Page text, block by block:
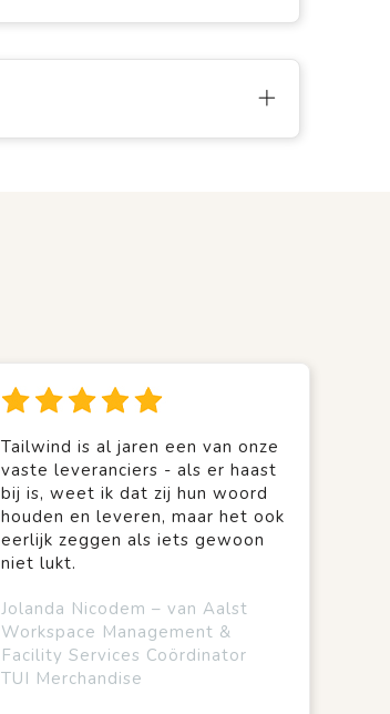
Tailwind is al jaren een van onze
vaste leveranciers - als er haast
bij is, weet ik dat zij hun woord
houden en leveren, maar het ook
eerlijk zeggen als iets gewoon
niet lukt.
Jolanda Nicodem – van Aalst
Workspace Management &
Facility Services Coördinator
TUI Merchandise